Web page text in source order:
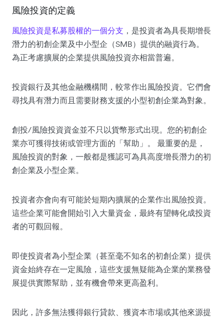
風險投資的定義
風險投資是私募股權的一個分支 ，是投資者為具長期增長
潛力的初創企業及中小型企（SMB）提供的融資行為。
為正考慮擴展的企業提供風險投資亦相當普遍。
投資銀行及其他金融機構間，較常作出風險投資。它們會
尋找具有潛力而且需要財務支援的小型初創企業為對象。
創投/風險投資資金並不只以貨幣形式出現。您的初創企
業亦可獲得技術或管理方面的「幫助」。 最重要的是，
風險投資的對象，一般都是獲認可為具高度增長潛力的初
創企業及小型企業。
投資者亦會向有可能於短期內擴展的企業作出風險投資。
這些企業可能會開始引入大量資金，最終有望轉化成投資
者的可觀回報。
即使投資者為小型企業（甚至毫不知名的初創企業）提供
資金始終存在一定風險，這些支援無疑能為企業的業務發
展提供實際幫助，並有機會帶來更高盈利。
因此，許多無法獲得銀行貸款、獲資本市場或其他來源提